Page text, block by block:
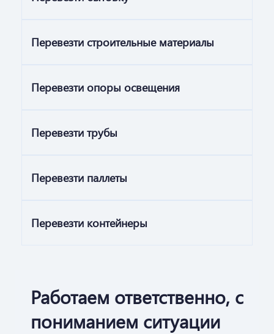
Перевезти строительные материалы
Перевезти опоры освещения
Перевезти трубы
Перевезти паллеты
Перевезти контейнеры
Работаем ответственно, с
пониманием ситуации